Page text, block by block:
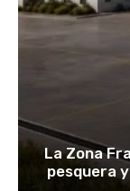
La Zona
pesquera